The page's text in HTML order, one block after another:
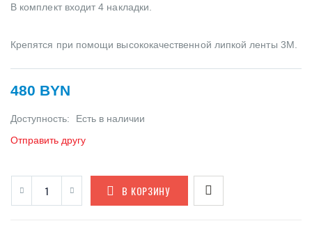
В комплект входит 4 накладки.
Крепятся при помощи высококачественной липкой ленты 3М.
480 BYN
Доступность:
Есть в наличии
Отправить другу
В КОРЗИНУ